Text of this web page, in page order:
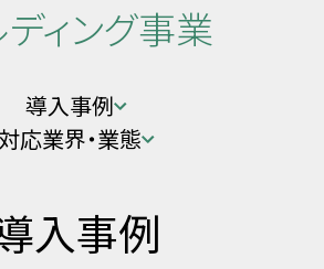
ディング事業
導入事例
対応業界・業態
入事例